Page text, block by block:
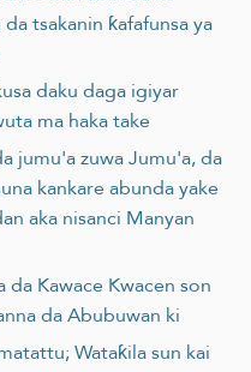
tsakanin ƙafafunsa ya
daku daga igiyar
ma haka take
jumu'a zuwa Jumu'a, da
kankare abunda yake
aka nisanci Manyan
Kawace Kwacen son
da Abubuwan ki
Wataƙila sun kai